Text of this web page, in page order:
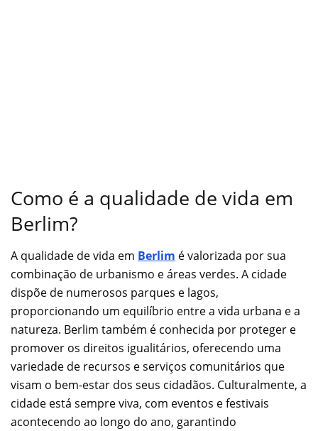
Como é a qualidade de vida em
Berlim?
A qualidade de vida em Berlim é valorizada por sua
combinação de urbanismo e áreas verdes. A cidade
dispõe de numerosos parques e lagos,
proporcionando um equilíbrio entre a vida urbana e a
natureza. Berlim também é conhecida por proteger e
promover os direitos igualitários, oferecendo uma
variedade de recursos e serviços comunitários que
visam o bem-estar dos seus cidadãos. Culturalmente, a
cidade está sempre viva, com eventos e festivais
acontecendo ao longo do ano, garantindo